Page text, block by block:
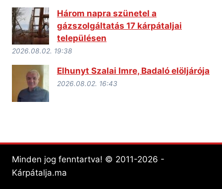
Három napra szünetel a
gázszolgáltatás 17 kárpátaljai
településen
2026.08.02. 19:38
Elhunyt Szalai Imre, Badaló elöljárója
2026.08.02. 16:43
Minden jog fenntartva! © 2011-2026 -
Kárpátalja.ma